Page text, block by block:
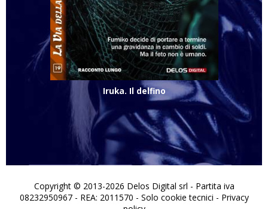
Iruka. Il delfino
Copyright © 2013-2026 Delos Digital srl - Partita iva
08232950967 - REA: 2011570 - Solo cookie tecnici - Privacy